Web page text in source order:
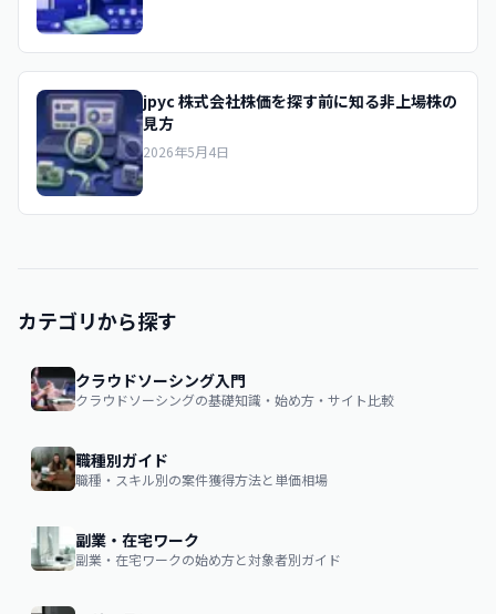
jpyc 株式会社株価を探す前に知る非上場株の
見方
2026年5月4日
カテゴリから探す
クラウドソーシング入門
クラウドソーシングの基礎知識・始め方・サイト比較
職種別ガイド
職種・スキル別の案件獲得方法と単価相場
副業・在宅ワーク
副業・在宅ワークの始め方と対象者別ガイド